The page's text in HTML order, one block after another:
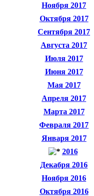
Ноября 2017
Октября 2017
Сентября 2017
Августа 2017
Июля 2017
Июня 2017
Мая 2017
Апреля 2017
Марта 2017
Февраля 2017
Января 2017
2016
Декабря 2016
Ноября 2016
Октября 2016